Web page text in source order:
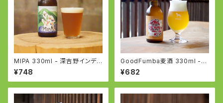
MIPA 330ml - 深吉野インディ
アペールエール - IPA
¥748
GoodFumba麦酒 330ml -
¥682